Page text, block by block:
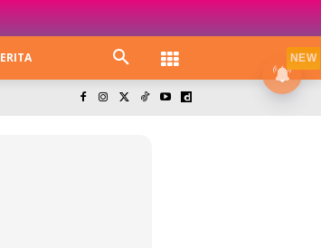
NEW